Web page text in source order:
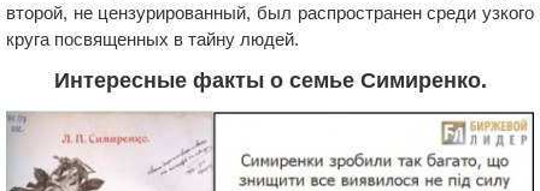
второй, не цензурированный, был распространен среди узкого
круга посвященных в тайну людей.
Интересные факты о семье Симиренко.